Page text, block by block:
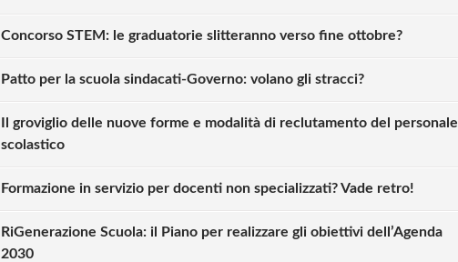
Concorso STEM: le graduatorie slitteranno verso fine ottobre?
Patto per la scuola sindacati-Governo: volano gli stracci?
Il groviglio delle nuove forme e modalità di reclutamento del personale
scolastico
Formazione in servizio per docenti non specializzati? Vade retro!
RiGenerazione Scuola: il Piano per realizzare gli obiettivi dell’Agenda
2030